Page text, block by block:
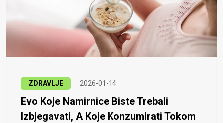
ZDRAVLJE 2026-01-14
Evo Koje Namirnice Biste Trebali
Izbjegavati, A Koje Konzumirati Tokom